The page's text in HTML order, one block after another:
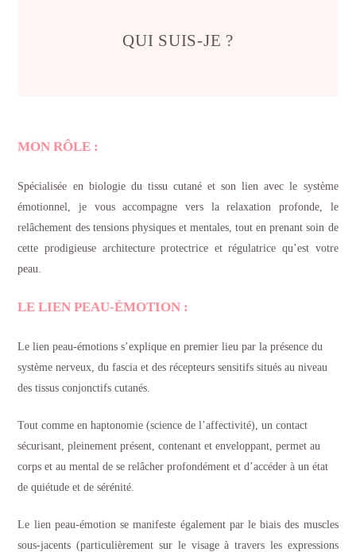
QUI SUIS-JE ?
MON RÔLE :
Spécialisée en biologie du tissu cutané et son lien avec le système
émotionnel, je vous accompagne vers la relaxation profonde, le
relâchement des tensions physiques et mentales, tout en prenant soin de
cette prodigieuse architecture protectrice et régulatrice qu’est votre
peau.
LE LIEN PEAU-ÉMOTION :
Le lien peau-émotions s’explique en premier lieu par la présence du
système nerveux, du fascia et des récepteurs sensitifs situés au niveau
des tissus conjonctifs cutanés.
Tout comme en haptonomie (science de l’affectivité), un contact
sécurisant, pleinement présent, contenant et enveloppant, permet au
corps et au mental de se relâcher profondément et d’accéder à un état
de quiétude et de sérénité.
Le lien peau-émotion se manifeste également par le biais des muscles
sous-jacents (particulièrement sur le visage à travers les expressions